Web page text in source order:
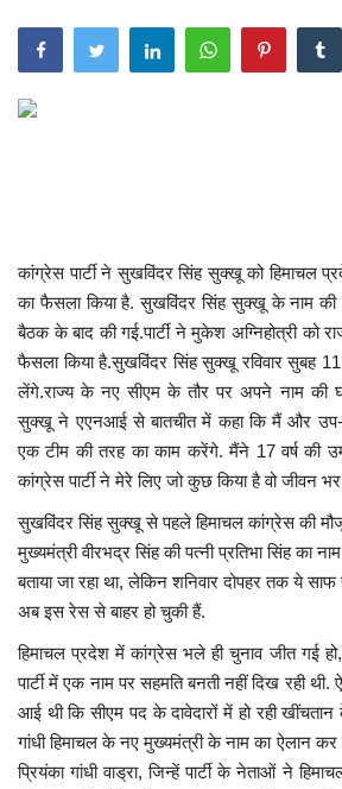
राज्य
दुनिया
लाइफस्टाइल
वीडियो
ज्योतिष
संस्कृति मंच
कांग्रेस पार्टी ने सुखविंदर सिंह सुक्खू को हिमाचल
का फैसला किया है. सुखविंदर सिंह सुक्खू के नाम की
बैठक के बाद की गई.पार्टी ने मुकेश अग्निहोत्री को
फैसला किया है.सुखविंदर सिंह सुक्खू रविवार सुबह
लेंगे.राज्य के नए सीएम के तौर पर अपने नाम की
सुक्खू ने एएनआई से बातचीत में कहा कि मैं और उप-
एक टीम की तरह का काम करेंगे. मैंने 17 वर्ष की
कांग्रेस पार्टी ने मेरे लिए जो कुछ किया है वो जीवन
सुखविंदर सिंह सुक्खू से पहले हिमाचल कांग्रेस की
मुख्यमंत्री वीरभद्र सिंह की पत्नी प्रतिभा सिंह का
बताया जा रहा था, लेकिन शनिवार दोपहर तक ये साफ
अब इस रेस से बाहर हो चुकी हैं.
हिमाचल प्रदेश में कांग्रेस भले ही चुनाव जीत गई
पार्टी में एक नाम पर सहमति बनती नहीं दिख रही
आई थी कि सीएम पद के दावेदारों में हो रही
गांधी हिमाचल के नए मुख्यमंत्री के नाम का ऐलान
प्रियंका गांधी वाड्रा, जिन्हें पार्टी के नेताओं ने